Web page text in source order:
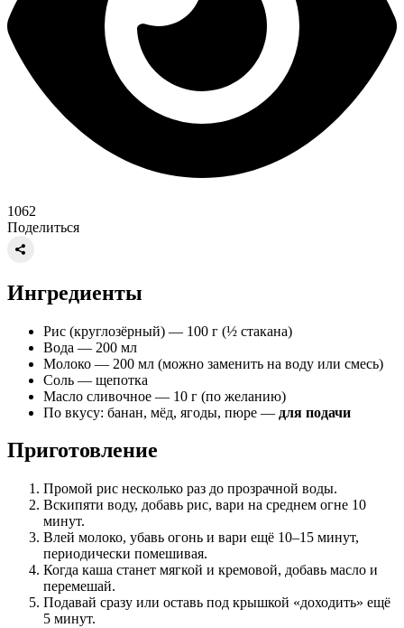
1062
Поделиться
Ингредиенты
Рис (круглозёрный) — 100 г (½ стакана)
Вода — 200 мл
Молоко — 200 мл (можно заменить на воду или смесь)
Соль — щепотка
Масло сливочное — 10 г (по желанию)
По вкусу: банан, мёд, ягоды, пюре — для подачи
Приготовление
Промой рис несколько раз до прозрачной воды.
Вскипяти воду, добавь рис, вари на среднем огне 10
минут.
Влей молоко, убавь огонь и вари ещё 10–15 минут,
периодически помешивая.
Когда каша станет мягкой и кремовой, добавь масло и
перемешай.
Подавай сразу или оставь под крышкой «доходить» ещё
5 минут.